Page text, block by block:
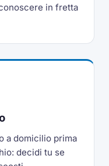
in fretta
a domicilio prima
decidi tu se